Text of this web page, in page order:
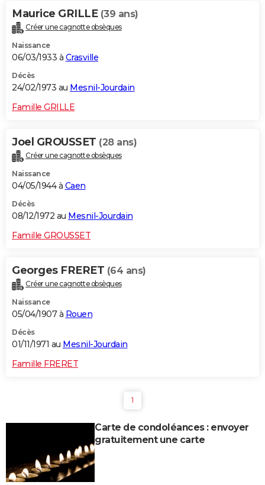
Maurice GRILLE (39 ans)
Créer une cagnotte obsèques
Naissance
06/03/1933 à Crasville
Décès
24/02/1973 au Mesnil-Jourdain
Famille GRILLE
Joel GROUSSET (28 ans)
Créer une cagnotte obsèques
Naissance
04/05/1944 à Caen
Décès
08/12/1972 au Mesnil-Jourdain
Famille GROUSSET
Georges FRERET (64 ans)
Créer une cagnotte obsèques
Naissance
05/04/1907 à Rouen
Décès
01/11/1971 au Mesnil-Jourdain
Famille FRERET
1
Carte de condoléances : envoyer
gratuitement une carte